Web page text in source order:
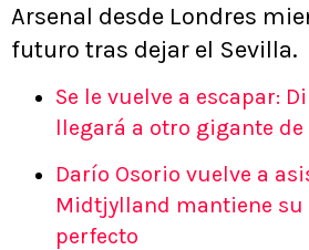
Arsenal desde Londres
futuro tras dejar el Sevilla.
Se le vuelve a escapar:
llegará a otro gigante de
Darío Osorio vuelve a
Midtjylland mantiene su
perfecto